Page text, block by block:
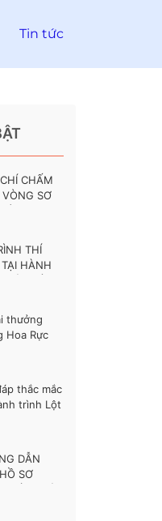
Tin tức
CHẤM
SƠ
THÍ
HÀNH
thưởng
Hoa Rực
thắc mắc
trình Lột
DẪN
SƠ